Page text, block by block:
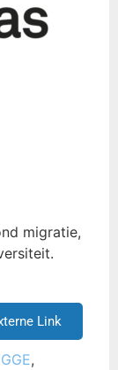
migratie,
Link
,